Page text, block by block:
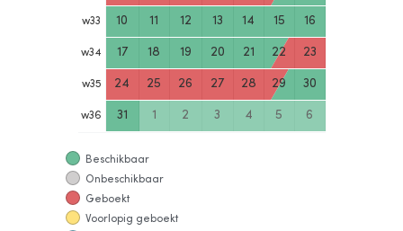
w33 10 11 12 13 14 15 16
w34 17 18 19 20 21 22 23
w35 24 25 26 27 28 29 30
w36 31 1 2 3 4 5 6
Beschikbaar
Onbeschikbaar
Geboekt
Voorlopig geboekt